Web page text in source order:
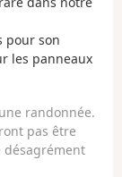
pour son
les panneaux
randonnée.
pas être
désagrément